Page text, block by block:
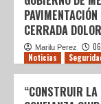
CERRADA
Marilu Perez
Noticias
“CONSTRUIR